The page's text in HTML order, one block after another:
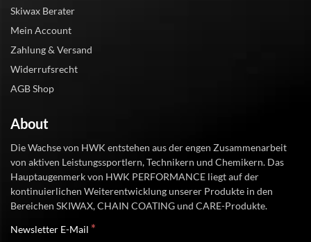
Skiwax Berater
Mein Account
Zahlung & Versand
Widerrufsrecht
AGB Shop
About
Die Wachse von HWK entstehen aus der engen Zusammenarbeit
von aktiven Leistungssportlern, Technikern und Chemikern. Das
Hauptaugenmerk von HWK PERFORMANCE liegt auf der
kontinuierlichen Weiterentwicklung unserer Produkte in den
Bereichen SKIWAX, CHAIN COATING und CARE-Produkte.
Newsletter E-Mail *